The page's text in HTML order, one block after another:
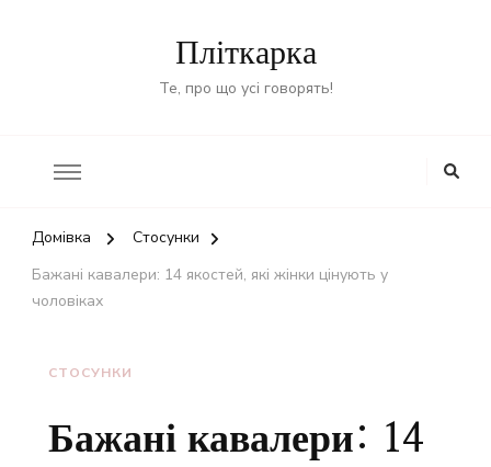
Пліткарка
Те, про що усі говорять!
Домівка
Стосунки
Бажані кавалери: 14 якостей, які жінки цінують у
чоловіках
СТОСУНКИ
Бажані кавалери: 14